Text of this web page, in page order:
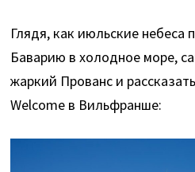
Глядя, как июльские небеса
Баварию в холодное море,
жаркий Прованс и
Welcome в Вильфранше: